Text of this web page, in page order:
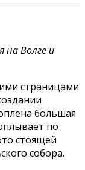
на Волге и
страницами
большая
по
стоящей
собора.